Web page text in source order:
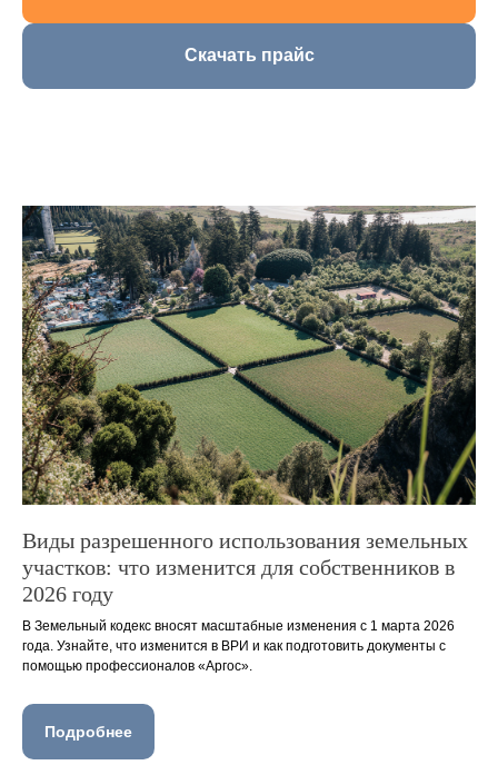
Скачать прайс
Виды разрешенного использования земельных
участков: что изменится для собственников в
2026 году
В Земельный кодекс вносят масштабные изменения с 1 марта 2026
года. Узнайте, что изменится в ВРИ и как подготовить документы с
помощью профессионалов «Аргос».
Подробнее